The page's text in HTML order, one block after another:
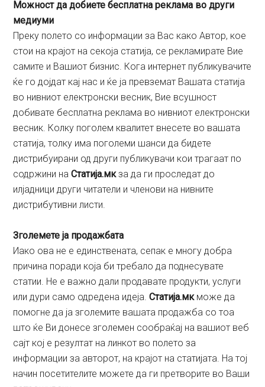
Можност да добиете бесплатна реклама во други
медиуми
Преку полето со информации за Вас како Автор, кое
стои на крајот на секоја статија, се рекламирате Вие
самите и Вашиот бизнис. Кога интернет публикувачите
ќе го дојдат кај нас и ќе ја превземат Вашата статија
во нивниот електронски весник, Вие всушност
добивате бесплатна реклама во нивниот електронски
весник. Колку поголем квалитет внесете во вашата
статија, толку има поголеми шанси да бидете
дистрибуирани од други публикувачи кои трагаат по
содржини наСтатија.мкза да ги проследат до
илјадници други читатели и членови на нивните
дистрибутивни листи.
Зголемете ја продажбата
Иако ова не е единствената, сепак е многу добра
причина поради која би требало да поднесувате
статии. Не е важно дали продавате продукти, услуги
или дури само одредена идеја.Статија.мкможе да
помогне да ја зголемите вашата продажба со тоа
што ќе Ви донесе зголемен сообраќај на вашиот веб
сајт кој е резултат на линкот во полето за
информации за авторот, на крајот на статијата. На тој
начин посетителите можете да ги претворите во Ваши